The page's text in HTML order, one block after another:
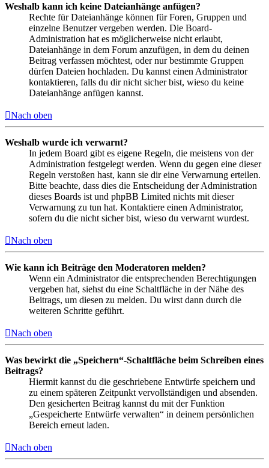
Weshalb kann ich keine Dateianhänge anfügen?
Rechte für Dateianhänge können für Foren, Gruppen und
einzelne Benutzer vergeben werden. Die Board-
Administration hat es möglicherweise nicht erlaubt,
Dateianhänge in dem Forum anzufügen, in dem du deinen
Beitrag verfassen möchtest, oder nur bestimmte Gruppen
dürfen Dateien hochladen. Du kannst einen Administrator
kontaktieren, falls du dir nicht sicher bist, wieso du keine
Dateianhänge anfügen kannst.
Nach oben
Weshalb wurde ich verwarnt?
In jedem Board gibt es eigene Regeln, die meistens von der
Administration festgelegt werden. Wenn du gegen eine dieser
Regeln verstoßen hast, kann sie dir eine Verwarnung erteilen.
Bitte beachte, dass dies die Entscheidung der Administration
dieses Boards ist und phpBB Limited nichts mit dieser
Verwarnung zu tun hat. Kontaktiere einen Administrator,
sofern du die nicht sicher bist, wieso du verwarnt wurdest.
Nach oben
Wie kann ich Beiträge den Moderatoren melden?
Wenn ein Administrator die entsprechenden Berechtigungen
vergeben hat, siehst du eine Schaltfläche in der Nähe des
Beitrags, um diesen zu melden. Du wirst dann durch die
weiteren Schritte geführt.
Nach oben
Was bewirkt die „Speichern“-Schaltfläche beim Schreiben eines
Beitrags?
Hiermit kannst du die geschriebene Entwürfe speichern und
zu einem späteren Zeitpunkt vervollständigen und absenden.
Den gesicherten Beitrag kannst du mit der Funktion
„Gespeicherte Entwürfe verwalten“ in deinem persönlichen
Bereich erneut laden.
Nach oben